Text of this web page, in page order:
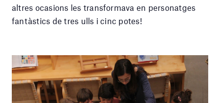
altres ocasions les transformava en personatges
fantàstics de tres ulls i cinc potes!